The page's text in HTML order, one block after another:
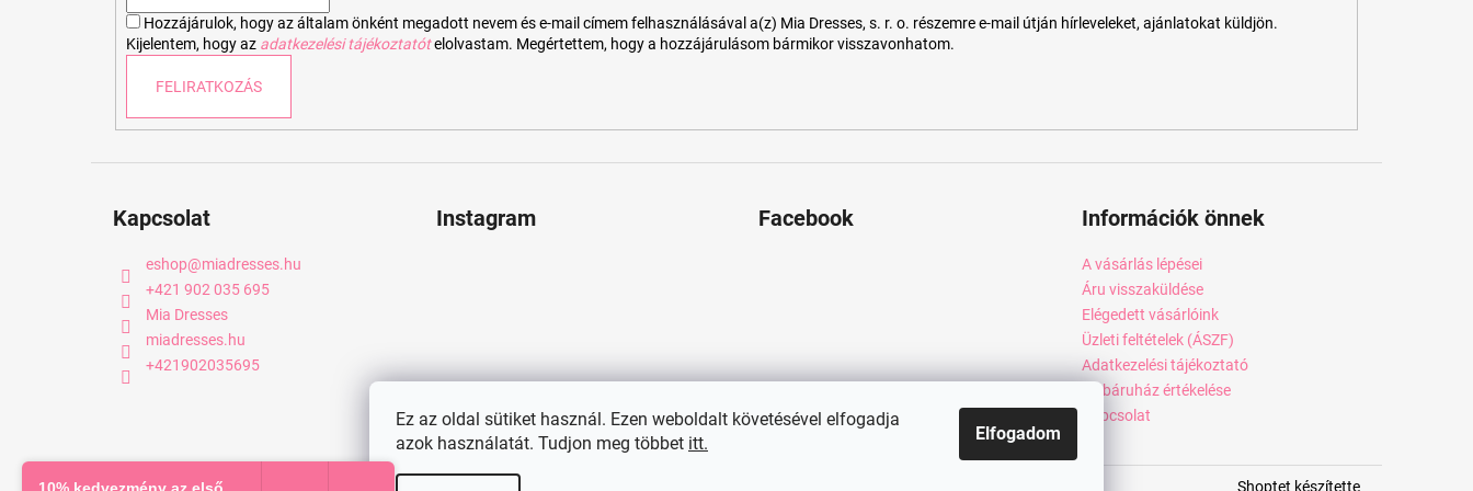
Ez az oldal sütiket használ. Ezen weboldalt követésével elfogadja
azok használatát. Tudjon meg többet itt. Elfogadom
Hozzájárulok, hogy az általam önként megadott nevem és e-mail címem felhasználásával a(z) Mia Dresses, s. r. o. részemre e-mail útján hírleveleket, ajánlatokat küldjön.
Kijelentem, hogy az adatkezelési tájékoztatót elolvastam. Megértettem, hogy a hozzájárulásom bármikor visszavonhatom.
FELIRATKOZÁS
Kapcsolat
eshop@miadresses.hu
+421 902 035 695
Mia Dresses
miadresses.hu
+421902035695
Instagram Facebook Információk önnek
A vásárlás lépései
Áru visszaküldése
Elégedett vásárlóink
Üzleti feltételek (ÁSZF)
Adatkezelési tájékoztató
Webáruház értékelése
Kapcsolat
Shoptet készítette
Copyright 2026miadresses.hu